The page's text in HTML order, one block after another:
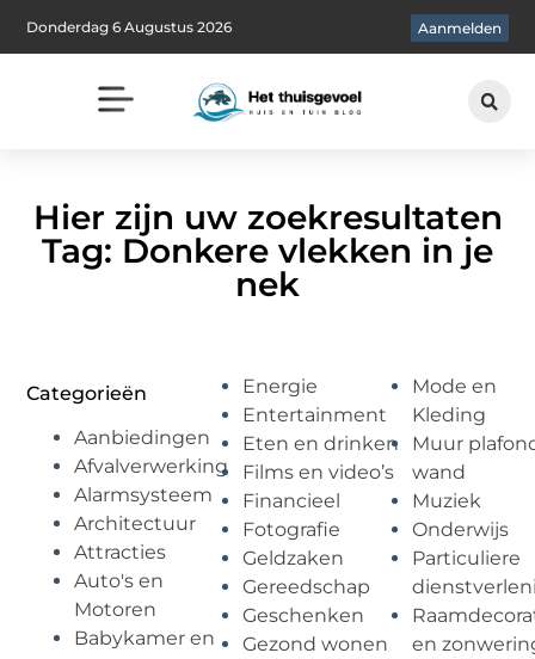
Donderdag 6 Augustus 2026 Aanmelden
Hier zijn uw zoekresultaten
Tag: Donkere vlekken in je
nek
Categorieën
Aanbiedingen
Afvalverwerking
Alarmsysteem
Architectuur
Attracties
Auto's en
Motoren
Babykamer en
Energie
Entertainment
Eten en drinken
Films en video’s
Financieel
Fotografie
Geldzaken
Gereedschap
Geschenken
Gezond wonen
Mode en
Kleding
Muur
wand
Muziek
Onderwijs
Particuliere
en